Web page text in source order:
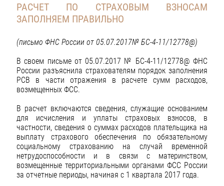
РАСЧЕТ ПО СТРАХОВЫМ ВЗНОСАМ
ЗАПОЛНЯЕМ ПРАВИЛЬНО
(письмо ФНС России от 05.07.2017№ БС-4-11/12778@)
В своем письме от 05.07.2017 № БС-4-11/12778@ ФНС
России разъяснила страхователям порядок заполнения
РСВ в части отражения в расчете сумм расходов,
возмещенных ФСС.
В расчет включаются сведения, служащие основанием
для исчисления и уплаты страховых взносов, в
частности, сведения о суммах расходов плательщика на
выплату страхового обеспечения по обязательному
социальному страхованию на случай временной
нетрудоспособности и в связи с материнством,
возмещенные территориальными органами ФСС России
за отчетные периоды, начиная с 1 квартала 2017 года.